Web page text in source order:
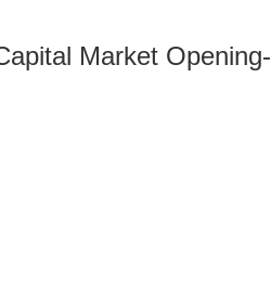
Market